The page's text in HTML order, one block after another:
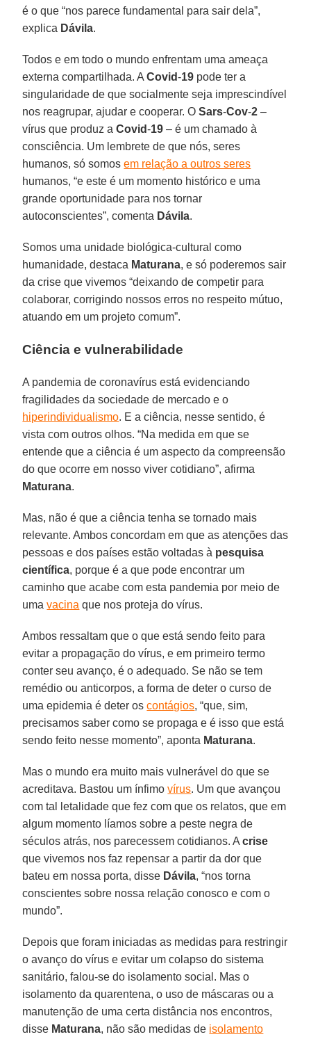
é o que “nos parece fundamental para sair dela”,
explica Dávila.
Todos e em todo o mundo enfrentam uma ameaça
externa compartilhada. ACovid-19 pode ter a
singularidade de que socialmente seja imprescindível
nos reagrupar, ajudar e cooperar. OSars-Cov-2 –
vírus que produz aCovid-19 – é um chamado à
consciência. Um lembrete de que nós, seres
humanos, só somosem relação a outros seres
humanos, “e este é um momento histórico e uma
grande oportunidade para nos tornar
autoconscientes”, comenta Dávila.
Somos uma unidade biológica-cultural como
humanidade, destaca Maturana, e só poderemos sair
da crise que vivemos “deixando de competir para
colaborar, corrigindo nossos erros no respeito mútuo,
atuando em um projeto comum”.
Ciência e vulnerabilidade
A pandemia de coronavírus está evidenciando
fragilidades da sociedade de mercado e o
hiperindividualismo. E a ciência, nesse sentido, é
vista com outros olhos. “Na medida em que se
entende que a ciência é um aspecto da compreensão
do que ocorre em nosso viver cotidiano”, afirma
Maturana.
Mas, não é que a ciência tenha se tornado mais
relevante. Ambos concordam em que as atenções das
pessoas e dos países estão voltadas à pesquisa
científica, porque é a que pode encontrar um
caminho que acabe com esta pandemia por meio de
umavacina que nos proteja do vírus.
Ambos ressaltam que o que está sendo feito para
evitar a propagação do vírus, e em primeiro termo
conter seu avanço, é o adequado. Se não se tem
remédio ou anticorpos, a forma de deter o curso de
uma epidemia é deter oscontágios, “que, sim,
precisamos saber como se propaga e é isso que está
sendo feito nesse momento”, aponta Maturana.
Mas o mundo era muito mais vulnerável do que se
acreditava. Bastou um ínfimovírus. Um que avançou
com tal letalidade que fez com que os relatos, que em
algum momento líamos sobre a peste negra de
séculos atrás, nos parecessem cotidianos. Acrise
que vivemos nos faz repensar a partir da dor que
bateu em nossa porta, disse Dávila, “nos torna
conscientes sobre nossa relação conosco e com o
mundo”.
Depois que foram iniciadas as medidas para restringir
o avanço do vírus e evitar um colapso do sistema
sanitário, falou-se do isolamento social. Mas o
isolamento da quarentena, o uso de máscaras ou a
manutenção de uma certa distância nos encontros,
disse Maturana, não são medidas de isolamento